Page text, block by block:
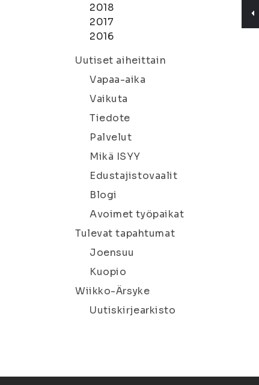
2018
2017
2016
Uutiset aiheittain
Vapaa-aika
Vaikuta
Tiedote
Palvelut
Mikä ISYY
Edustajistovaalit
Blogi
Avoimet työpaikat
Tulevat tapahtumat
Joensuu
Kuopio
Wiikko-Ärsyke
Uutiskirjearkisto